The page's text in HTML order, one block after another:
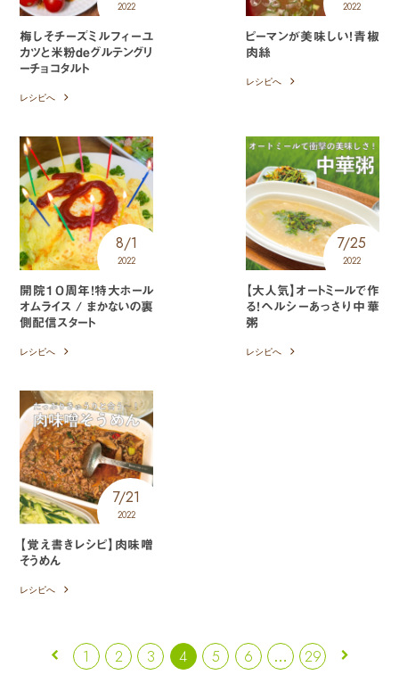
2022
梅しそチーズミルフィーユ
カツと米粉deグルテングリ
ーチョコタルト
レシピへ
2022
ピーマンが美味しい！青椒
肉絲
レシピへ
8/1
2022
開院１０周年！特大ホール
オムライス / まかないの裏
側配信スタート
レシピへ
7/25
2022
【大人気】オートミールで作
る！ヘルシーあっさり中華
粥
レシピへ
7/21
2022
【覚え書きレシピ】肉味噌
そうめん
レシピへ
1 2 3 4 5 6 … 29